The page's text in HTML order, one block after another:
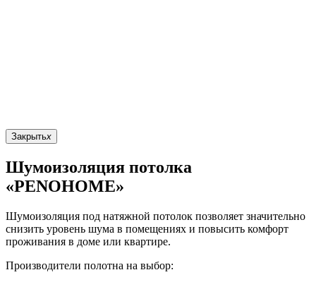
Закрытьx
Шумоизоляция потолка
«PENOHOME»
Шумоизоляция под натяжной потолок позволяет значительно
снизить уровень шума в помещениях и повысить комфорт
проживания в доме или квартире.
Производители полотна на выбор: